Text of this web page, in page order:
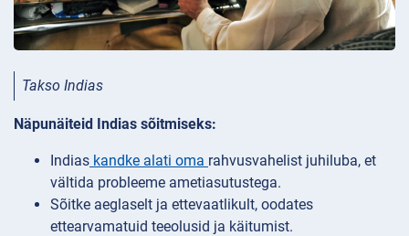
Takso Indias
Näpunäiteid Indias sõitmiseks:
Indias kandke alati oma rahvusvahelist juhiluba, et
vältida probleeme ametiasutustega.
Sõitke aeglaselt ja ettevaatlikult, oodates
ettearvamatuid teeolusid ja käitumist.